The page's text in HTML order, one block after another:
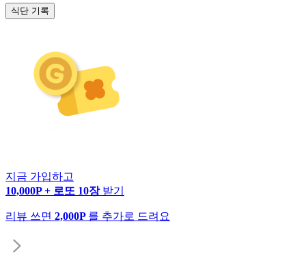
식단 기록
지금 가입하고
10,000P + 로또 10장 받기
리뷰 쓰면 2,000P 를 추가로 드려요